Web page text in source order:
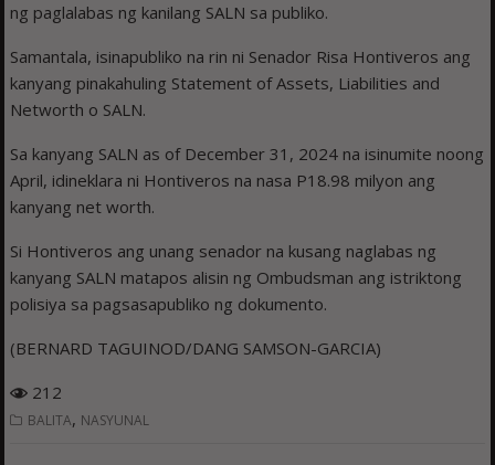
ng paglalabas ng kanilang SALN sa publiko.
Samantala, isinapubliko na rin ni Senador Risa Hontiveros ang
kanyang pinakahuling Statement of Assets, Liabilities and
Networth o SALN.
Sa kanyang SALN as of December 31, 2024 na isinumite noong
April, idineklara ni Hontiveros na nasa P18.98 milyon ang
kanyang net worth.
Si Hontiveros ang unang senador na kusang naglabas ng
kanyang SALN matapos alisin ng Ombudsman ang istriktong
polisiya sa pagsasapubliko ng dokumento.
(BERNARD TAGUINOD/DANG SAMSON-GARCIA)
212
BALITA, NASYUNAL